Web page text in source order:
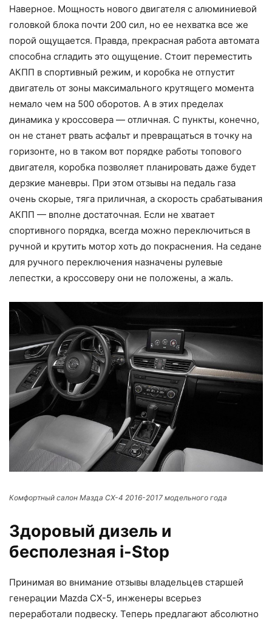
Наверное. Мощность нового двигателя с алюминиевой
головкой блока почти 200 сил, но ее нехватка все же
порой ощущается. Правда, прекрасная работа автомата
способна сгладить это ощущение. Стоит переместить
АКПП в спортивный режим, и коробка не отпустит
двигатель от зоны максимального крутящего момента
немало чем на 500 оборотов. А в этих пределах
динамика у кроссовера — отличная. С пункты, конечно,
он не станет рвать асфальт и превращаться в точку на
горизонте, но в таком вот порядке работы топового
двигателя, коробка позволяет планировать даже будет
дерзкие маневры. При этом отзывы на педаль газа
очень скорые, тяга приличная, а скорость срабатывания
АКПП — вполне достаточная. Если не хватает
спортивного порядка, всегда можно переключиться в
ручной и крутить мотор хоть до покраснения. На седане
для ручного переключения назначены рулевые
лепестки, а кроссоверу они не положены, а жаль.
Комфортный салон Мазда СХ-4 2016-2017 модельного года
Здоровый дизель и
бесполезная i-Stop
Принимая во внимание отзывы владельцев старшей
генерации Mazda CX-5, инженеры всерьез
переработали подвеску. Теперь предлагают абсолютно